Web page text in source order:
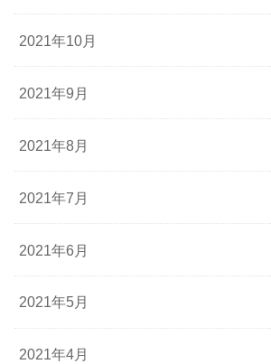
2021年10月
2021年9月
2021年8月
2021年7月
2021年6月
2021年5月
2021年4月